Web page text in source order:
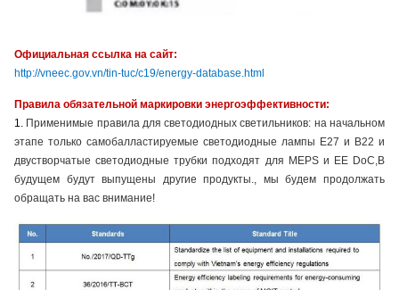
Официальная ссылка на сайт:
http://vneec.gov.vn/tin-tuc/c19/energy-database.html
Правила обязательной маркировки энергоэффективности:
1. Применимые правила для светодиодных светильников: на начальном
этапе только самобалластируемые светодиодные лампы E27 и B22 и
двустворчатые светодиодные трубки подходят для MEPS и EE DoC,В
будущем будут выпущены другие продукты., мы будем продолжать
обращать на вас внимание!